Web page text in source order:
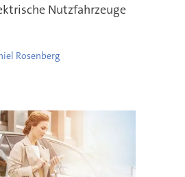
Nutzfahrzeuge
Rosenberg